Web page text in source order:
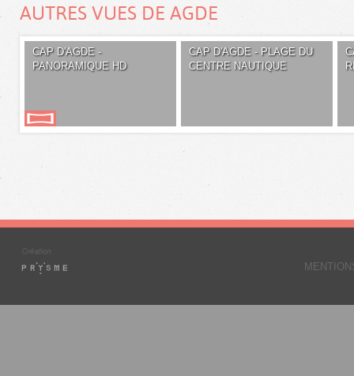
AUTRES VUES DE AGDE
CAP D'AGDE -
PANORAMIQUE HD
CAP D'AGDE - PLAGE DU
CENTRE NAUTIQUE